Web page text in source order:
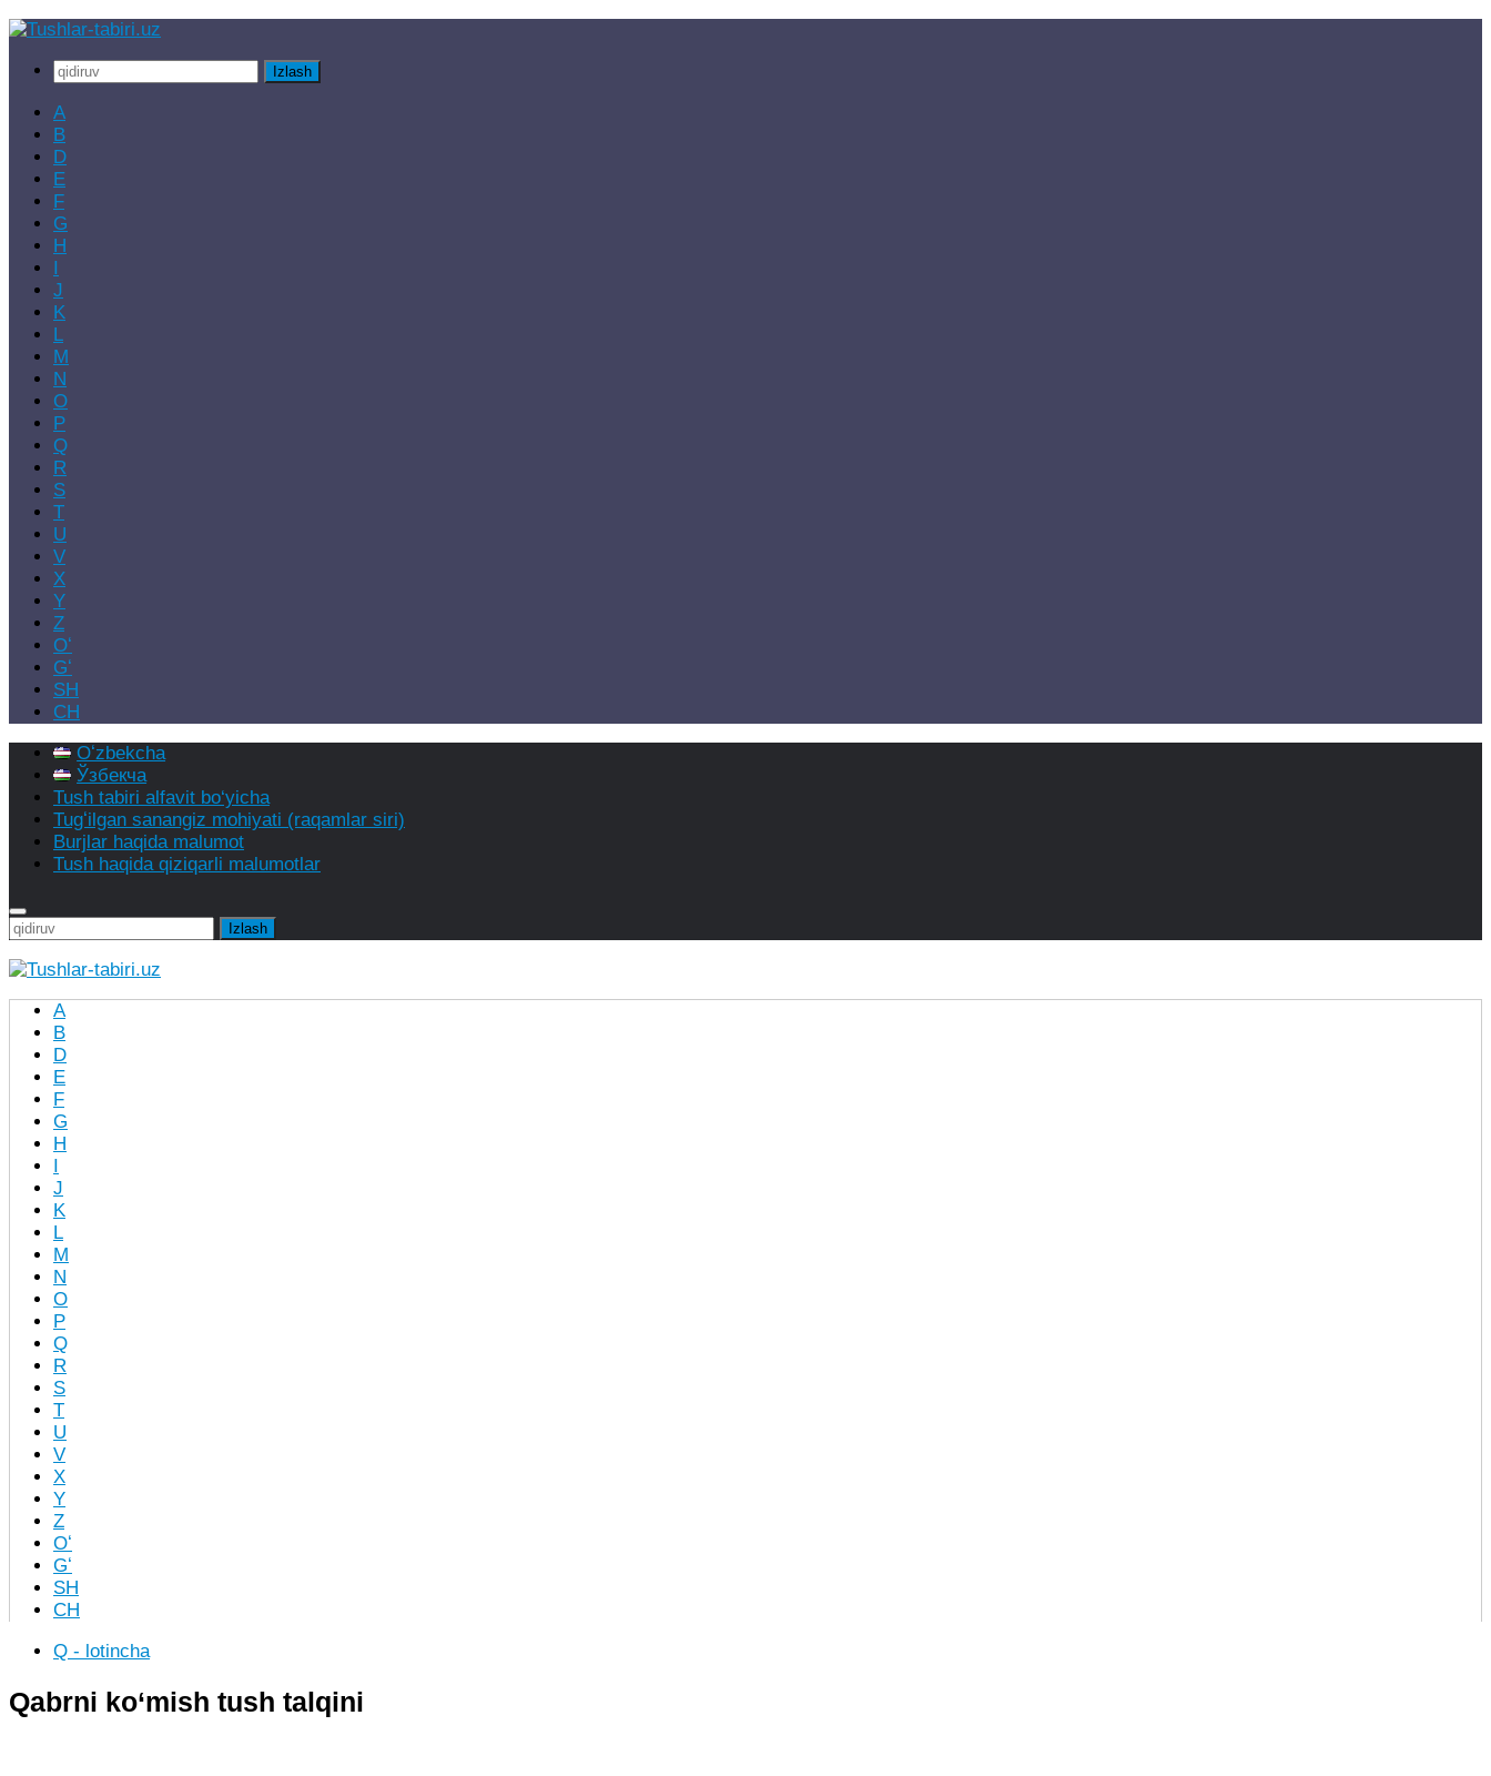
Skip
contentQidirshish:
A
B
D
E
F
G
H
I
J
K
L
M
N
O
P
Q
R
S
T
U
V
X
Y
Z
Oʻ
Gʻ
SH
CH
Oʻzbekcha
Ўзбекча
Tush tabiri alfavit bo‘yicha
Tugʻilgan sanangiz mohiyati (raqamlar siri)
Burjlar haqida malumot
Tush haqida qiziqarli malumotlar
Qidirshish:
A
B
D
E
F
G
H
I
J
K
L
M
N
O
P
Q
R
S
T
U
V
X
Y
Z
Oʻ
Gʻ
SH
CH
Q - lotincha
Qabrni ko‘mish tush talqini